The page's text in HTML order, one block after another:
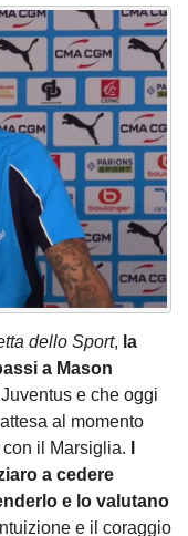
dello Sport, la
a Mason
e che oggi
al momento
il Marsiglia.
a cedere
e lo valutano
e il coraggio